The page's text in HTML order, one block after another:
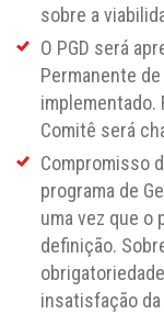
sobre a
O PGD será
Permanente
implementado.
Comitê será
Compromisso
programa de
uma vez que o
definição.
insatisfação